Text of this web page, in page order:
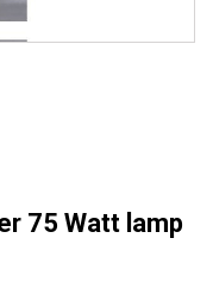
75 Watt lamp